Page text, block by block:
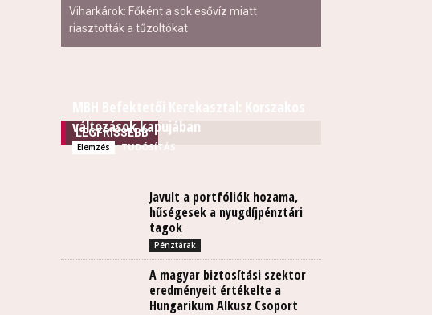
Viharkárok: Főként a sok esővíz miatt
riasztották a tűzoltókat
LEGFRISSEBB
változások kapujában
Elemzés TUDÓSÍTÁS
Javult a portfóliók hozama,
hűségesek a nyugdíjpénztári
tagok
Pénztárak
A magyar biztosítási szektor
eredményeit értékelte a
Hungarikum Alkusz Csoport